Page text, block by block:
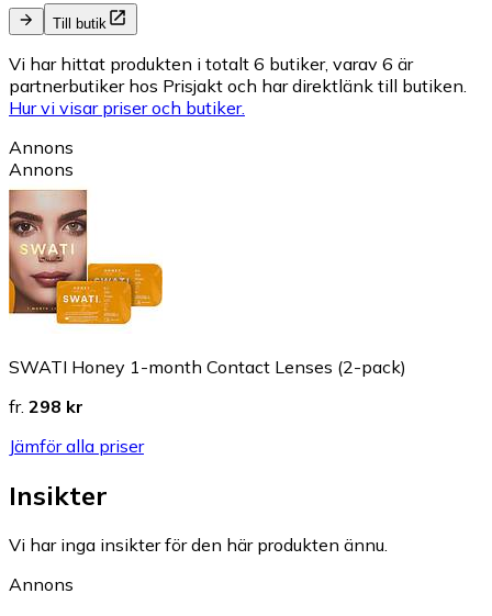
Till butik
Vi har hittat produkten i totalt 6 butiker, varav 6 är
partnerbutiker hos Prisjakt och har direktlänk till butiken.
Hur vi visar priser och butiker.
Annons
Annons
SWATI Honey 1-month Contact Lenses (2-pack)
fr. 298 kr
Jämför alla priser
Insikter
Vi har inga insikter för den här produkten ännu.
Annons